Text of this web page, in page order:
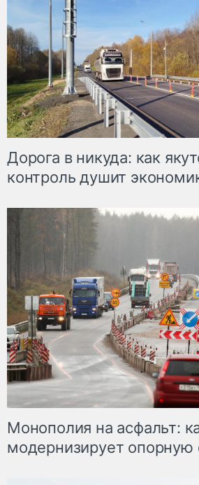
Дорога в никуда: как
контроль душит
Монополия на асфальт:
модернизирует опорную